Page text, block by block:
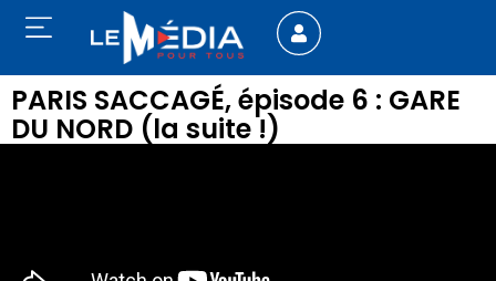
PARIS SACCAGÉ, épisode 6 : GARE
DU NORD (la suite !)